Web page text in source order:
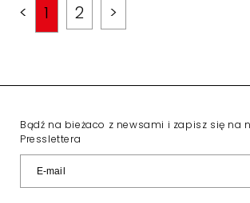
< 1 2 >
Bądź na bieżaco z newsami i zapisz się na
Presslettera